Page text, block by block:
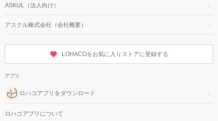
ASKUL（法人向け）
アスクル株式会社（会社概要）
LOHACOをお気に入りストアに登録する
アプリ
ロハコアプリをダウンロード
ロハコアプリについて